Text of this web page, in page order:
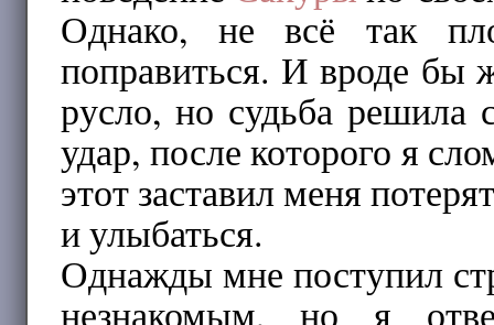
Однако, не всё так
поправиться. И вроде бы
русло, но судьба решила
удар, после которого я
этот заставил меня
и улыбаться.
Однажды мне поступил
незнакомым, но я